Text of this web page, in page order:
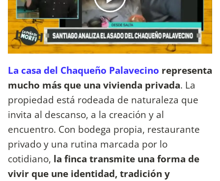
La casa del Chaqueño Palavecino representa
mucho más que una vivienda privada. La
propiedad está rodeada de naturaleza que
invita al descanso, a la creación y al
encuentro. Con bodega propia, restaurante
privado y una rutina marcada por lo
cotidiano, la finca transmite una forma de
vivir que une identidad, tradición y